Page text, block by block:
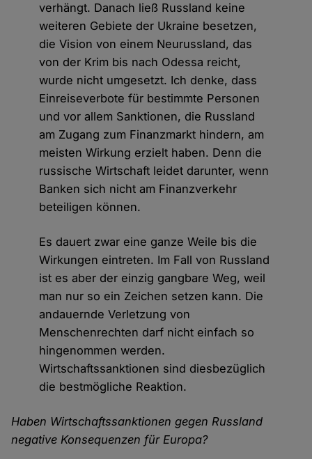
verhängt. Danach ließ Russland keine
weiteren Gebiete der Ukraine besetzen,
die Vision von einem Neurussland, das
von der Krim bis nach Odessa reicht,
wurde nicht umgesetzt. Ich denke, dass
Einreiseverbote für bestimmte Personen
und vor allem Sanktionen, die Russland
am Zugang zum Finanzmarkt hindern, am
meisten Wirkung erzielt haben. Denn die
russische Wirtschaft leidet darunter, wenn
Banken sich nicht am Finanzverkehr
beteiligen können.
Es dauert zwar eine ganze Weile bis die
Wirkungen eintreten. Im Fall von Russland
ist es aber der einzig gangbare Weg, weil
man nur so ein Zeichen setzen kann. Die
andauernde Verletzung von
Menschenrechten darf nicht einfach so
hingenommen werden.
Wirtschaftssanktionen sind diesbezüglich
die bestmögliche Reaktion.
Haben Wirtschaftssanktionen gegen Russland
negative Konsequenzen für Europa?